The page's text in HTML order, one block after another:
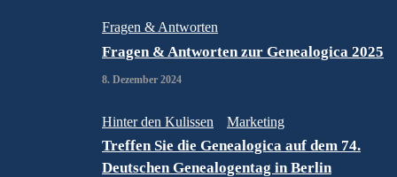
Fragen & Antworten
Fragen & Antworten zur Genealogica 2025
8. Dezember 2024
Hinter den Kulissen Marketing
Treffen Sie die Genealogica auf dem 74.
Deutschen Genealogentag in Berlin